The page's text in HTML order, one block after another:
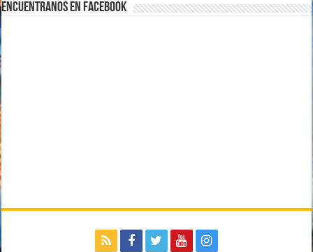
Encuentranos en Facebook